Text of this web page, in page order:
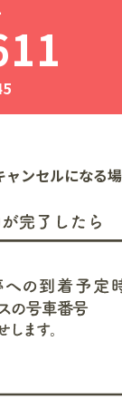
ンセルになる場